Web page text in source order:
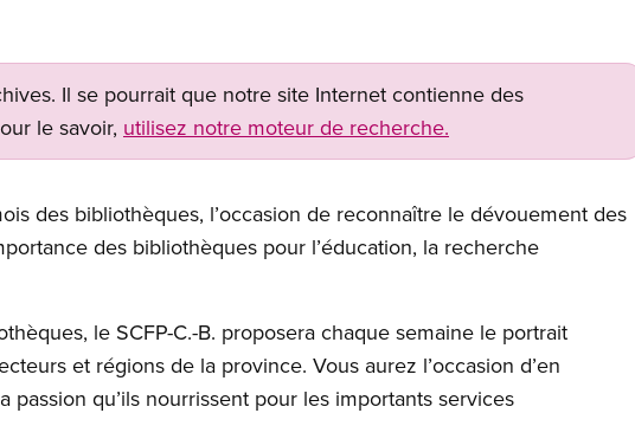
Il se pourrait que notre site Internet contienne des
le savoir, utilisez notre moteur de recherche.
des bibliothèques, l’occasion de reconnaître le dévouement des
des bibliothèques pour l’éducation, la recherche
le SCFP-C.-B. proposera chaque semaine le portrait
et régions de la province. Vous aurez l’occasion d’en
qu’ils nourrissent pour les importants services